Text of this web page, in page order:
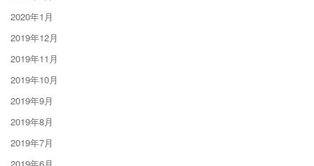
2020年1月
2019年12月
2019年11月
2019年10月
2019年9月
2019年8月
2019年7月